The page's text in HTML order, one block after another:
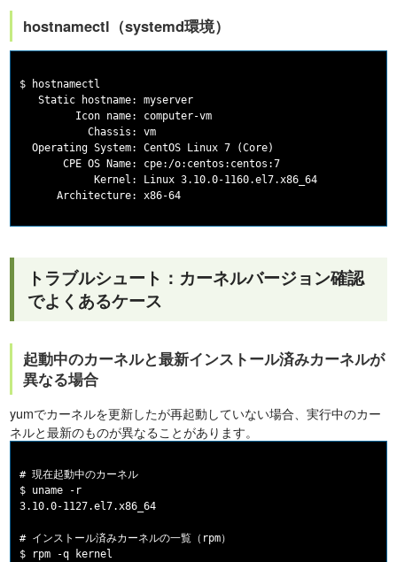
hostnamectl（systemd環境）
$ hostnamectl
   Static hostname: myserver
         Icon name: computer-vm
           Chassis: vm
  Operating System: CentOS Linux 7 (Core)
       CPE OS Name: cpe:/o:centos:centos:7
            Kernel: Linux 3.10.0-1160.el7.x86_64
トラブルシュート：カーネルバージョン確認
でよくあるケース
起動中のカーネルと最新インストール済みカーネルが
異なる場合
yumでカーネルを更新したが再起動していない場合、実行中のカー
ネルと最新のものが異なることがあります。
# 現在起動中のカーネル
$ uname -r
3.10.0-1127.el7.x86_64
# インストール済みカーネルの一覧（rpm）
$ rpm -q kernel